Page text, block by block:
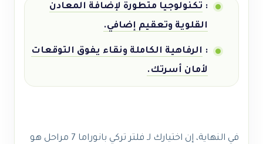
: تكنولوجيا متطورة لإضافة المعادن
القلوية وتعقيم إضافي.
: الرفاهية الكاملة ونقاء يفوق التوقعات
لأمان أسرتك.
في النهاية، إن اختيارك لـ فلتر تركي بانوراما 7 مراحل هو